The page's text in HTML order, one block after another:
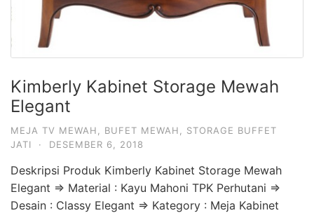
Kimberly Kabinet Storage Mewah
Elegant
MEJA TV MEWAH BUFET MEWAH
STORAGE BUFFET
JATI
· DESEMBER 6, 2018
Deskripsi Produk Kimberly Kabinet Storage Mewah
Elegant => Material : Kayu Mahoni TPK Perhutani =>
Desain : Classy Elegant => Kategory : Meja Kabinet